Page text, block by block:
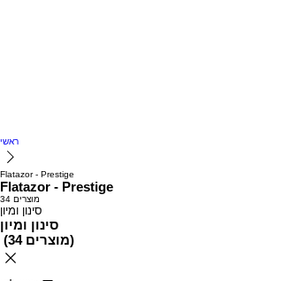
ראשי
Flatazor - Prestige
Flatazor - Prestige
34 מוצרים
סינון ומיון
סינון ומיון
(
34 מוצרים)